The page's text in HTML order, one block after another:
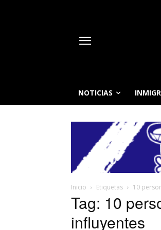
NOTICIAS
Inicio Etiquetas 10
Tag: 10
influyentes